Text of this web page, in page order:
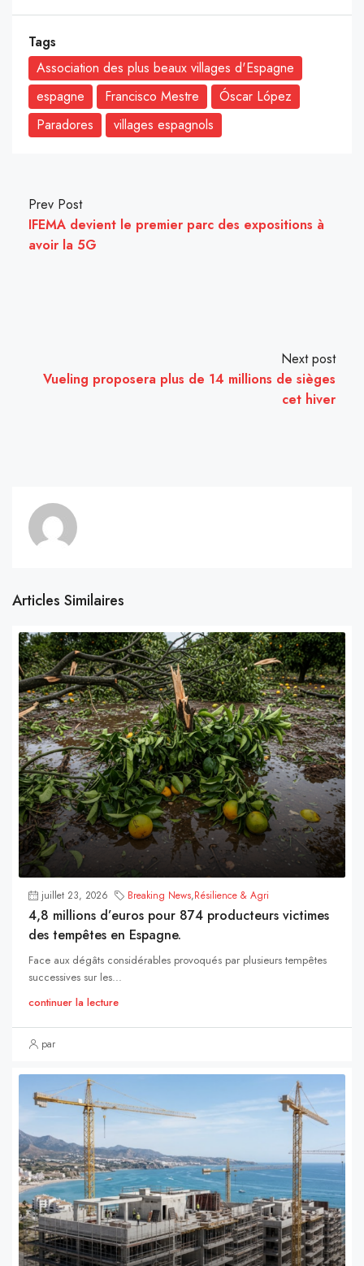
Tags
Association des plus beaux villages d'Espagne
espagne
Francisco Mestre
Óscar López
Paradores
villages espagnols
Prev Post
IFEMA devient le premier parc des expositions à
avoir la 5G
Next post
Vueling proposera plus de 14 millions de sièges
cet hiver
Articles Similaires
juillet 23, 2026 Breaking News,Résilience & Agri
4,8 millions d’euros pour 874 producteurs victimes
des tempêtes en Espagne.
Face aux dégâts considérables provoqués par plusieurs tempêtes
successives sur les...
continuer la lecture
par